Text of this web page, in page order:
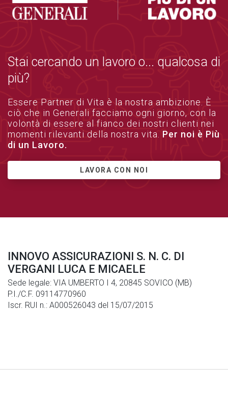
Stai cercando un lavoro o... qualcosa di
più?
Essere Partner di Vita è la nostra ambizione. È
ciò che in Generali facciamo ogni giorno, con la
volontà di essere al fianco dei nostri clienti nei
momenti rilevanti della nostra vita. Per noi è Più
di un Lavoro.
LAVORA CON NOI
INNOVO ASSICURAZIONI S. N. C. DI
VERGANI LUCA E MICAELE
Sede legale: VIA UMBERTO I 4, 20845 SOVICO (MB)
P.I./C.F. 09114770960
Iscr. RUI n.: A000526043 del 15/07/2015